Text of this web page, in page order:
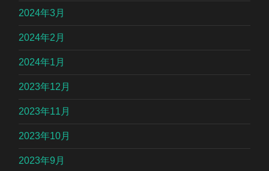
2024年3月
2024年2月
2024年1月
2023年12月
2023年11月
2023年10月
2023年9月